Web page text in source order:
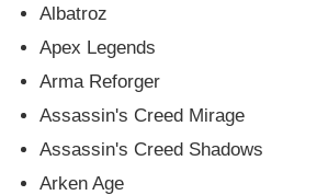
Albatroz
Apex Legends
Arma Reforger
Assassin's Creed Mirage
Assassin's Creed Shadows
Arken Age